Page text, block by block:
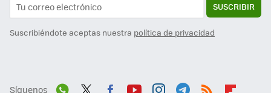
SUSCRIBIR
Suscribiéndote aceptas nuestra política de privacidad
Síguenos